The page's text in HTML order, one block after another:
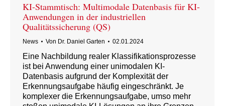
KI-Stammtisch: Multimodale Datenbasis für KI-
Anwendungen in der industriellen
Qualitätssicherung (QS)
News Von Dr. Daniel Garten 02.01.2024
Eine Nachbildung realer Klassifikationsprozesse
ist bei Anwendung einer unimodalen KI-
Datenbasis aufgrund der Komplexität der
Erkennungsaufgabe häufig eingeschränkt. Je
komplexer die Erkennungsaufgabe, umso mehr